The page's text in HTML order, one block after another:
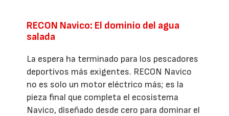
RECON Navico: El dominio del agua
salada
La espera ha terminado para los pescadores
deportivos más exigentes. RECON Navico
no es solo un motor eléctrico más; es la
pieza final que completa el ecosistema
Navico, diseñado desde cero para dominar el